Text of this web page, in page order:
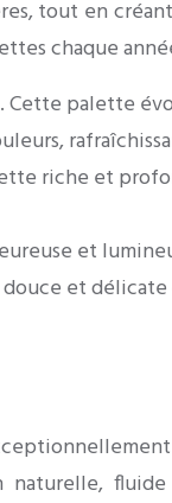
tout en
chaque
Cette palette
riche et
et
et